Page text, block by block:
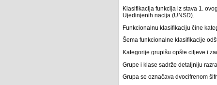
Klasifikacija funkcija iz stava 1.
Ujedinjenih nacija (UNSD).
Funkcionalnu klasifikaciju čine
Šema funkcionalne klasifikacije
Kategorije grupišu opšte ciljeve i
Grupe i klase sadrže detaljniju
Grupa se označava dvocifrenom